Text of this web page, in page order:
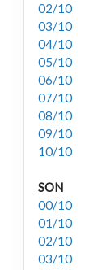
02/10
03/10
04/10
05/10
06/10
07/10
08/10
09/10
10/10
SON
00/10
01/10
02/10
03/10